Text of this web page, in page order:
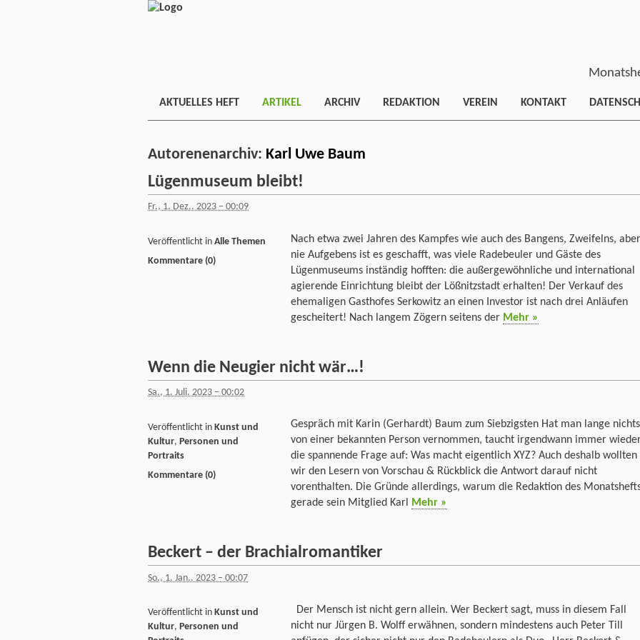
AKTUELLES HEFT ARTIKEL ARCHIV REDAKTION VEREIN KONTAKT
Autorenenarchiv: Karl Uwe Baum
Lügenmuseum bleibt!
Fr., 1. Dez.. 2023 – 00:09
Nach etwa zwei Jahren des Kampfes wie auch des Bangens, Zweifelns, aber
nie Aufgebens ist es geschafft, was viele Radebeuler und Gäste des
Lügenmuseums inständig hofften: die außergewöhnliche und international
agierende Einrichtung bleibt der Lößnitzstadt erhalten! Der Verkauf des
ehemaligen Gasthofes Serkowitz an einen Investor ist nach drei Anläufen
gescheitert! Nach langem Zögern seitens der Mehr »
Veröffentlicht in Alle Themen
Kommentare (0)
Wenn die Neugier nicht wär…!
Sa., 1. Juli. 2023 – 00:02
Gespräch mit Karin (Gerhardt) Baum zum Siebzigsten Hat man lange nichts
von einer bekannten Person vernommen, taucht irgendwann immer
die spannende Frage auf: Was macht eigentlich XYZ? Auch deshalb wollten
wir den Lesern von Vorschau & Rückblick die Antwort darauf nicht
vorenthalten. Die Gründe allerdings, warum die Redaktion des
gerade sein Mitglied Karl
Mehr »
Veröffentlicht in Kunst und
Kultur, Personen und
Portraits
Kommentare (0)
Beckert – der Brachialromantiker
So., 1. Jan.. 2023 – 00:07
Der Mensch ist nicht gern allein. Wer Beckert sagt, muss in diesem Fall
nicht nur Jürgen B. Wolff erwähnen, sondern mindestens auch Peter Till
Veröffentlicht in Kunst und
Kultur, Personen und